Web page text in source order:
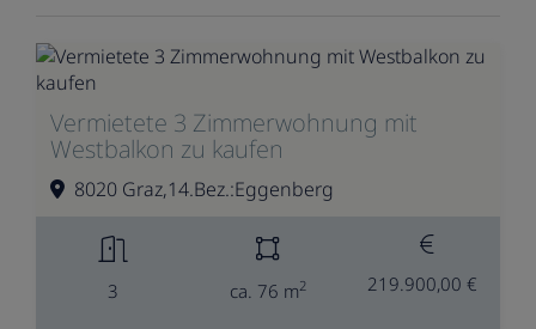
Vermietete 3 Zimmerwohnung mit
Westbalkon zu kaufen
8020 Graz,14.Bez.:Eggenberg
3 ca. 76 m2 219.900,00 €